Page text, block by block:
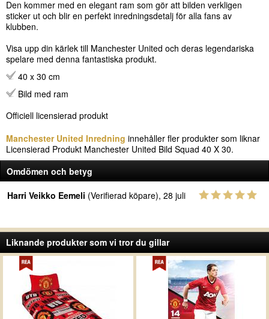
Den kommer med en elegant ram som gör att bilden verkligen
sticker ut och blir en perfekt inredningsdetalj för alla fans av
klubben.
Visa upp din kärlek till Manchester United och deras legendariska
spelare med denna fantastiska produkt.
40 x 30 cm
Bild med ram
Officiell licensierad produkt
Manchester United Inredning innehåller fler produkter som liknar
Licensierad Produkt Manchester United Bild Squad 40 X 30.
Omdömen och betyg
Harri Veikko Eemeli (Verifierad köpare), 28 juli
Liknande produkter som vi tror du gillar